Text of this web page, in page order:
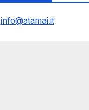
info@atamai.it